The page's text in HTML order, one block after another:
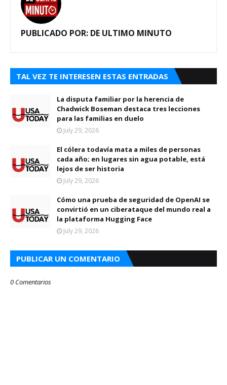
PUBLICADO POR: DE ULTIMO MINUTO
TAL VEZ TE INTERESEN ESTAS ENTRADAS
La disputa familiar por la herencia de
Chadwick Boseman destaca tres lecciones
para las familias en duelo
July 29, 2026
El cólera todavía mata a miles de personas
cada año; en lugares sin agua potable, está
lejos de ser historia
July 29, 2026
Cómo una prueba de seguridad de OpenAI se
convirtió en un ciberataque del mundo real a
la plataforma Hugging Face
July 29, 2026
PUBLICAR UN COMENTARIO
0 Comentarios